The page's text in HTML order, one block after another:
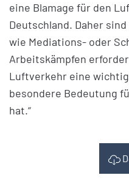
eine Blamage für den
Deutschland. Daher
wie Mediations- oder
Arbeitskämpfen
Luftverkehr eine
besondere Bedeutung
hat.“